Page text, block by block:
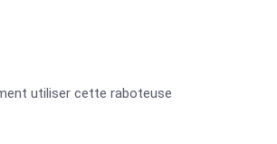
utiliser cette raboteuse